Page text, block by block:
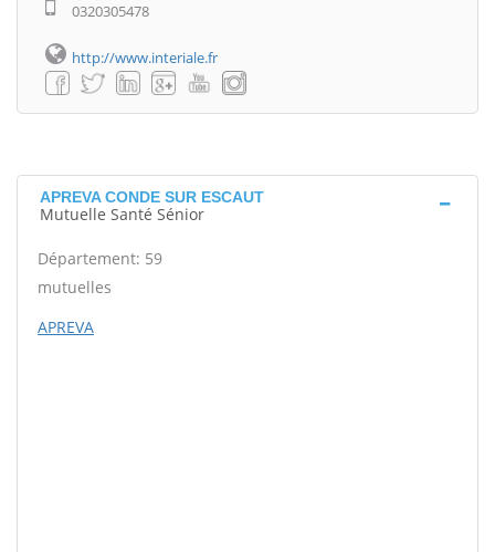
0320305478
http://www.interiale.fr
APREVA CONDE SUR ESCAUT
Mutuelle Santé Sénior
Département: 59
mutuelles
APREVA